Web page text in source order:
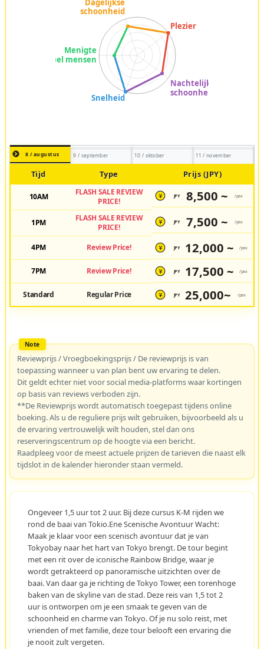
8 / augustus 9 / september 10 / oktober 11 / november
Tijd Type Prijs (JPY)
10AM
FLASH SALE REVIEW
PRICE!
¥ JPY 8,500 ~ /pax
1PM
FLASH SALE REVIEW
PRICE!
¥ JPY 7,500 ~ /pax
4PM Review Price! ¥ JPY 12,000 ~ /pax
7PM Review Price! ¥ JPY 17,500 ~ /pax
Standard Regular Price ¥ JPY 25,000~ /pax
Reviewprijs / Vroegboekingsprijs / De reviewprijs is van
toepassing wanneer u van plan bent uw ervaring te delen.
Dit geldt echter niet voor social media-platforms waar kortingen
op basis van reviews verboden zijn.
**De Reviewprijs wordt automatisch toegepast tijdens online
boeking. Als u de reguliere prijs wilt gebruiken, bijvoorbeeld als u
de ervaring vertrouwelijk wilt houden, stel dan ons
reserveringscentrum op de hoogte via een bericht.
Raadpleeg voor de meest actuele prijzen de tarieven die naast elk
tijdslot in de kalender hieronder staan vermeld.
Ongeveer 1,5 uur tot 2 uur. Bij deze cursus K-M rijden we
rond de baai van Tokio.Ene Scenische Avontuur Wacht:
Maak je klaar voor een scenisch avontuur dat je van
Tokyobay naar het hart van Tokyo brengt. De tour begint
met een rit over de iconische Rainbow Bridge, waar je
wordt getrakteerd op panoramische uitzichten over de
baai. Van daar ga je richting de Tokyo Tower, een torenhoge
baken van de skyline van de stad. Deze reis van 1,5 tot 2
uur is ontworpen om je een smaak te geven van de
schoonheid en charme van Tokyo. Of je nu solo reist, met
vrienden of met familie, deze tour belooft een ervaring die
je nooit zult vergeten.